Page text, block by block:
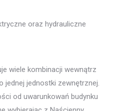
oraz hydrauliczne
wiele kombinacji wewnątrz
jednej jednostki zewnętrznej.
od uwarunkowań budynku